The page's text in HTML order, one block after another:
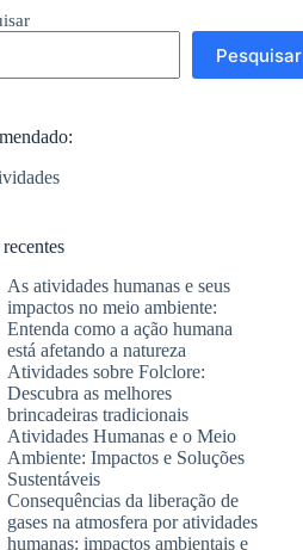
Pesquisar
As atividades humanas e seus
impactos no meio ambiente:
Entenda como a ação humana
está afetando a natureza
Atividades sobre Folclore:
Descubra as melhores
brincadeiras tradicionais
Atividades Humanas e o Meio
Ambiente: Impactos e Soluções
Sustentáveis
Consequências da liberação de
gases na atmosfera por atividades
humanas: impactos ambientais e